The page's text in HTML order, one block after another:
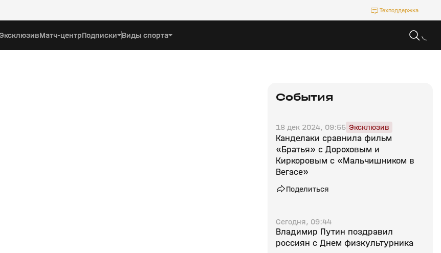
Техподдержка
Матч-центрПодписки Виды спорта
События
18 дек 2024, 09:55 Эксклюзив
Канделаки сравнила фильм
«Братья» с Дороховым и
Киркоровым с «Мальчишником в
Вегасе»
Поделиться
Сегодня, 09:44
Владимир Путин поздравил
россиян с Днем физкультурника